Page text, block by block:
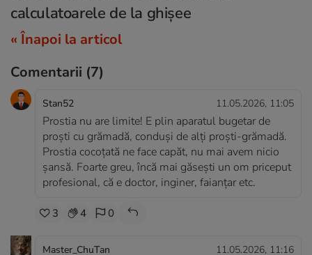
calculatoarele de la ghișee
« Înapoi la articol
Comentarii (7)
Stan52 11.05.2026, 11:05
Prostia nu are limite! E plin aparatul bugetar de
proști cu grămadă, conduși de alți proști-grămadă.
Prostia cocoțată ne face capăt, nu mai avem nicio
șansă. Foarte greu, încă mai găsești un om priceput
profesional, că e doctor, inginer, faianțar etc.
3 4 0
Master_ChuTan 11.05.2026, 11:16